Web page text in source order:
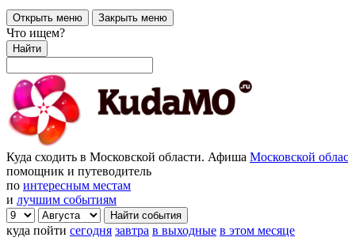
Открыть меню Закрыть меню
Что ищем?
Найти
Куда сходить в Московской области. Афиша Московской
помощник и путеводитель
по интересным местам
и лучшим событиям
куда пойти сегодня завтра в выходные в этом месяце